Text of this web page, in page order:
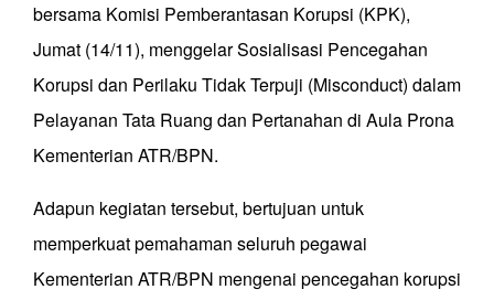
bersama Komisi Pemberantasan Korupsi (KPK),
Jumat (14/11), menggelar Sosialisasi Pencegahan
Korupsi dan Perilaku Tidak Terpuji (Misconduct) dalam
Pelayanan Tata Ruang dan Pertanahan di Aula Prona
Kementerian ATR/BPN.
Adapun kegiatan tersebut, bertujuan untuk
memperkuat pemahaman seluruh pegawai
Kementerian ATR/BPN mengenai pencegahan korupsi